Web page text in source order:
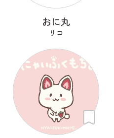
おに丸
リコ